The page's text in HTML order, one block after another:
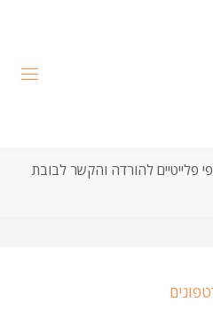
פלייטיים להורדה והקשר לבובת